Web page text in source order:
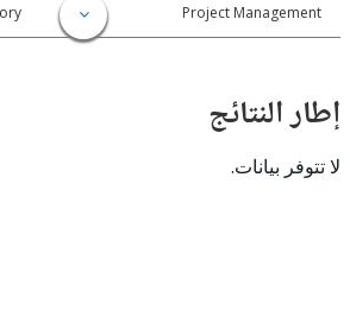
Project
Satisfactory
بيانات.